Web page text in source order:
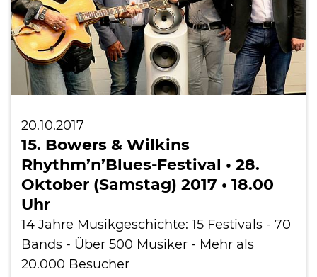
20.10.2017
15. Bowers & Wilkins
Rhythm’n’Blues-Festival • 28.
Oktober (Samstag) 2017 • 18.00
Uhr
14 Jahre Musikgeschichte: 15 Festivals - 70
Bands - Über 500 Musiker - Mehr als
20.000 Besucher